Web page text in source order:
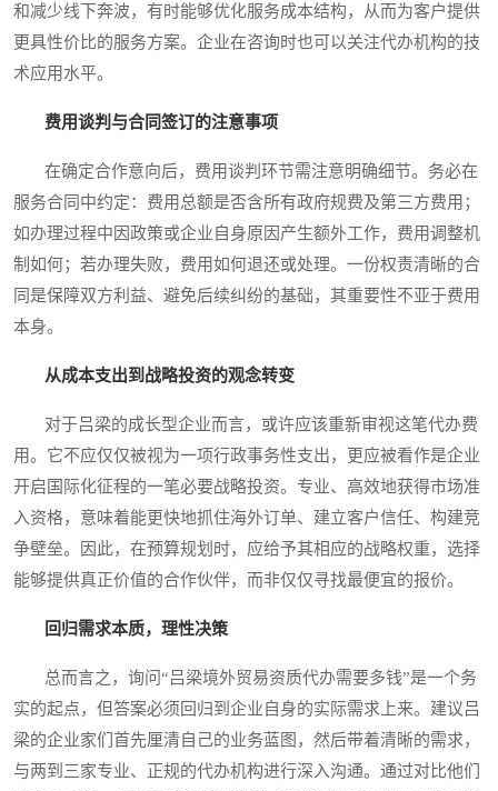
和减少线下奔波，有时能够优化服务成本结构，从而为客户提供
更具性价比的服务方案。企业在咨询时也可以关注代办机构的技
术应用水平。
费用谈判与合同签订的注意事项
在确定合作意向后，费用谈判环节需注意明确细节。务必在
服务合同中约定：费用总额是否含所有政府规费及第三方费用；
如办理过程中因政策或企业自身原因产生额外工作，费用调整机
制如何；若办理失败，费用如何退还或处理。一份权责清晰的合
同是保障双方利益、避免后续纠纷的基础，其重要性不亚于费用
本身。
从成本支出到战略投资的观念转变
对于吕梁的成长型企业而言，或许应该重新审视这笔代办费
用。它不应仅仅被视为一项行政事务性支出，更应被看作是企业
开启国际化征程的一笔必要战略投资。专业、高效地获得市场准
入资格，意味着能更快地抓住海外订单、建立客户信任、构建竞
争壁垒。因此，在预算规划时，应给予其相应的战略权重，选择
能够提供真正价值的合作伙伴，而非仅仅寻找最便宜的报价。
回归需求本质，理性决策
总而言之，询问“吕梁境外贸易资质代办需要多钱”是一个务
实的起点，但答案必须回归到企业自身的实际需求上来。建议吕
梁的企业家们首先厘清自己的业务蓝图，然后带着清晰的需求，
与两到三家专业、正规的代办机构进行深入沟通。通过对比他们